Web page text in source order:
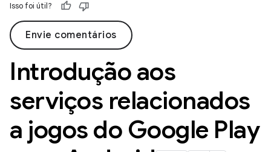
Isso foi útil?
Envie comentários
Introdução aos
serviços relacionados
a jogos do Google Play